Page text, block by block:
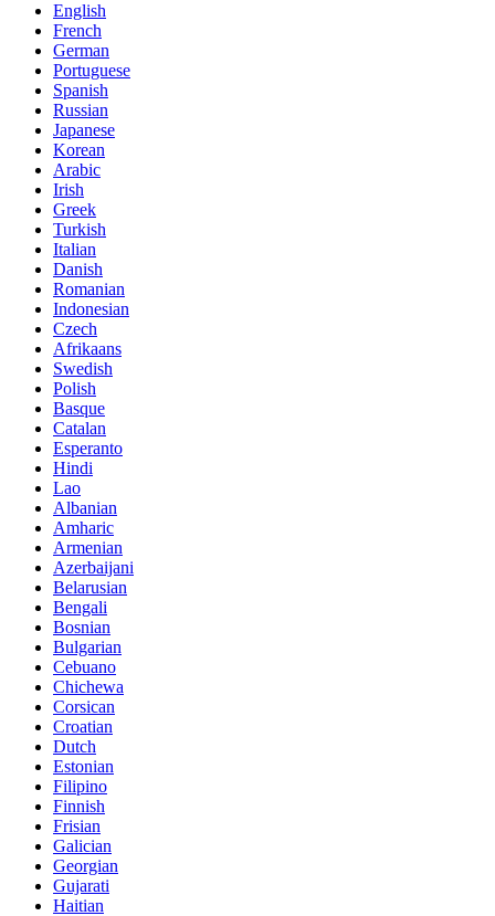
English
French
German
Portuguese
Spanish
Russian
Japanese
Korean
Arabic
Irish
Greek
Turkish
Italian
Danish
Romanian
Indonesian
Czech
Afrikaans
Swedish
Polish
Basque
Catalan
Esperanto
Hindi
Lao
Albanian
Amharic
Armenian
Azerbaijani
Belarusian
Bengali
Bosnian
Bulgarian
Cebuano
Chichewa
Corsican
Croatian
Dutch
Estonian
Filipino
Finnish
Frisian
Galician
Georgian
Gujarati
Haitian